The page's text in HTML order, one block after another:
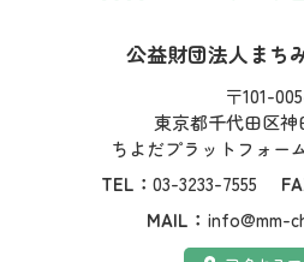
社
公益財団法人まち
住所
〒101-
東京都千代田区神
ちよだプラットフォー
TEL： 03-3233-7555
MAIL： info@mm-